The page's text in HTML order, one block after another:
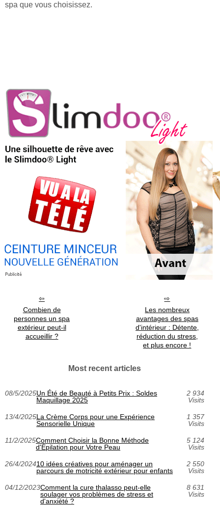
spa que vous choisissez.
Combien de
personnes un spa
extérieur peut-il
accueillir ?
Les nombreux
avantages des spas
d'intérieur : Détente,
réduction du stress,
et plus encore !
Most recent articles
08/5/2025Un Été de Beauté à Petits Prix : Soldes
Maquillage 2025
2 934
Visits
13/4/2025La Crème Corps pour une Expérience
Sensorielle Unique
1 357
Visits
11/2/2025Comment Choisir la Bonne Méthode
d'Épilation pour Votre Peau
5 124
Visits
26/4/202410 idées créatives pour aménager un
parcours de motricité extérieur pour enfants
2 550
Visits
04/12/2023Comment la cure thalasso peut-elle
soulager vos problèmes de stress et
d'anxiété ?
8 631
Visits